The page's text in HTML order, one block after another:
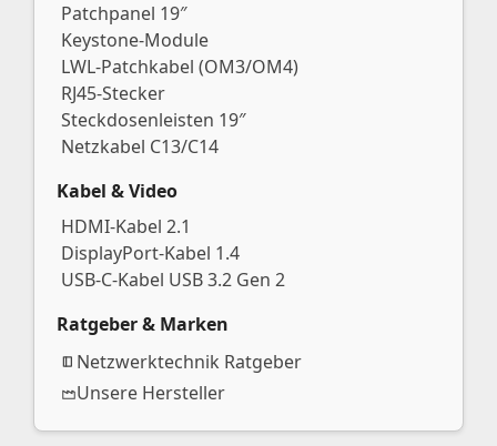
Patchpanel 19″
Keystone-Module
LWL-Patchkabel (OM3/OM4)
RJ45-Stecker
Steckdosenleisten 19″
Netzkabel C13/C14
Kabel & Video
HDMI-Kabel 2.1
DisplayPort-Kabel 1.4
USB-C-Kabel USB 3.2 Gen 2
Ratgeber & Marken
Netzwerktechnik Ratgeber
Unsere Hersteller